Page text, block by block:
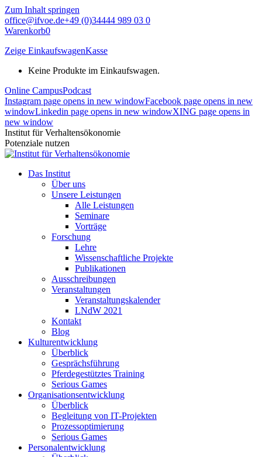
Zum Inhalt springen
office@ifvoe.de+49 (0)34444 989 03 0
Warenkorb0
Zeige EinkaufswagenKasse
Keine Produkte im Einkaufswagen.
Online CampusPodcast
Instagram page opens in new windowFacebook page opens in new
windowLinkedin page opens in new windowXING page opens in
new window
Institut für Verhaltensökonomie
Potenziale nutzen
Das Institut
Über uns
Unsere Leistungen
Alle Leistungen
Seminare
Vorträge
Forschung
Lehre
Wissenschaftliche Projekte
Publikationen
Ausschreibungen
Veranstaltungen
Veranstaltungskalender
LNdW 2021
Kontakt
Blog
Kulturentwicklung
Überblick
Gesprächsführung
Pferdegestütztes Training
Serious Games
Organisationsentwicklung
Überblick
Begleitung von IT-Projekten
Prozessoptimierung
Serious Games
Personalentwicklung